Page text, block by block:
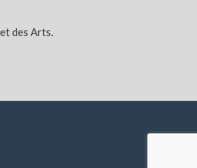
des Arts.